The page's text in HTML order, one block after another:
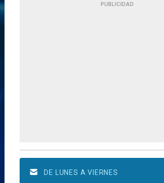
PUBLICIDAD
DE LUNES A VIERNES